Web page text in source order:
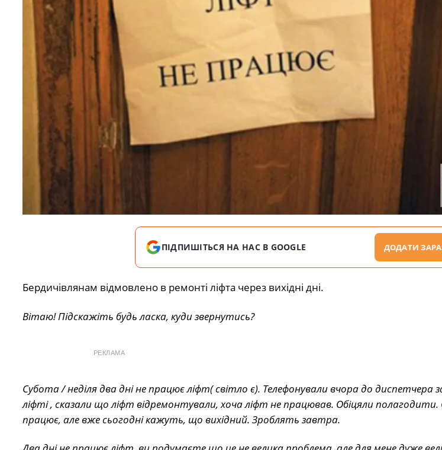
ПІДПИШІТЬСЯ НА НАС В GOOGLE ДОДАТИ
Бердичівлянам відмовлено в ремонті ліфта через вихідні дні.
Вітаю! Підскажіть будь ласка, куди звернутись?
РЕКЛАМА
Субота / неділя два дні не працює ліфт( світло є). Телефонували вчора до диспетчера
ліфті , сказали що ліфт відремонтували, хоча ліфт не працював. Обіцяли
працює, але вже сьогодні кажуть, що вихідний. Зроблять завтра.